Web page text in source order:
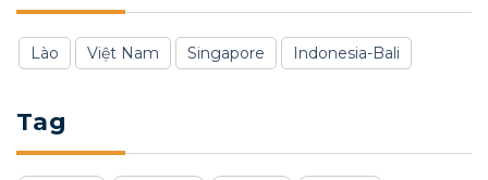
Lào Việt Nam Singapore Indonesia-Bali
Tag